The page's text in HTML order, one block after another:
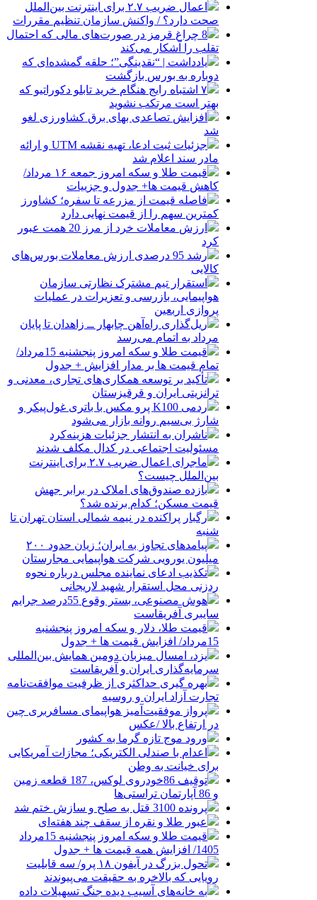
اعمال ضریب ۲.۷ برای اینترنت بین‌الملل
صحت دارد؟ / واکنش سازمان تنظیم مقررات
8 چراغ قرمز در صورت‌های مالی که احتمال
تقلب را آشکار می‌کند
یادداشت | “نقدینگی”؛ حلقه گمشده‌ای که
دوباره به بورس بازگشت
۷ اشتباه رایج هنگام خرید تابلو دکوراتیو که
بهتر است مرتکب نشوید
افزایش تصاعدی بهای برق کشاورزی لغو
شد
جزئیات ثبت ادعا، تهیه نقشه UTM و ارائه
مادر سند اعلام شد
قیمت طلا و سکه امروز جمعه ۱۶ مرداد/
کاهش قیمت ها+ جدول و جزییات
فاصله قیمت از مزرعه تا سفره؛ کشاورز
کمترین سهم را از قیمت نهایی دارد
ارزش معاملات خرد از مرز 20 همت عبور
کرد
رشد 95 درصدی ارزش معاملات بورس‌های
کالایی
استقرار تیم مشترک نظارتی سازمان
هواپیمایی، بازرسی و تعزیرات در عملیات
پروازی اربعین
ریل‌گذاری راه‌آهن چابهار ــ زاهدان تا پایان
مرداد به اتمام می‌رسد
قیمت طلا و سکه امروز پنجشنبه 15مرداد/
تمام قیمت ها بر مدار افزایش + جدول
تأکید بر توسعه همکاری‌های تجاری، معدنی و
ترانزیتی ایران و قرقیزستان
ردمی K100 پرو مکس با باتری غول‌پیکر و
شارژ بی‌سیم روانه بازار می‌شود
ناشران به انتشار جزئیات هزینه‌کرد
مسئولیت اجتماعی در کدال مکلف شدند
ماجرای اعمال ضریب ۲.۷ برای اینترنت
بین‌الملل چیست؟
بازده صندوق‌های املاک در برابر جهش
قیمت مسکن؛ کدام برنده شد؟
رگبار پراکنده در نیمه شمالی استان تهران تا
شنبه
پیامدهای تجاوز به ایران؛ زیان حدود ۲۰۰
میلیون یورویی شرکت هواپیمایی مجارستان
تکذیب ادعای نماینده مجلس درباره نحوه
ردزنی محل استقرار شهید لاریجانی
هوش مصنوعی، بستر وقوع 55درصد جرایم
سایبری آفریقاست
قیمت طلا، دلار و سکه امروز پنجشنبه
15مرداد/ افزایش قیمت ها + جدول
یزد، امسال میزبان دومین همایش بین‌المللی
سرمایه‌گذاری ایران و آفریقاست
بهره گیری حداکثری از ظرفیت موافقت‌نامه
تجارت آزاد ایران و روسیه
پرواز موفقیت‌آمیز هواپیمای مسافربری چین
در ارتفاع بالا /عکس
ورود موج تازه گرما به کشور
اعدام با صندلی الکتریکی؛ مجازات آمریکایی
برای خیانت به وطن
توقیف 86خودروی لوکس، 187 قطعه زمین
و 86 آپارتمان تراستی‌ها
پرونده 3100 قتل به صلح و سازش ختم شد
عبور طلا و نقره از سقف چند هفته‌ای
قیمت طلا و سکه امروز پنجشنبه 15مرداد
1405/ افزایش همه قیمت ها + جدول
تحول بزرگ در آیفون ۱۸ پرو/ سه قابلیت
رویایی که بالاخره به حقیقت می‌پیوندند
به خانه‌های آسیب دیده جنگ تسهیلات داده